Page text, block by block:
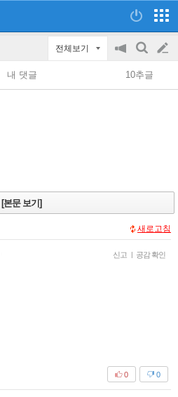
전체보기
공
지
on/off
검
색
글
쓰
내 댓글 10추글
[본문 보기]
새로고침
신고 | 공감 확인
0
0